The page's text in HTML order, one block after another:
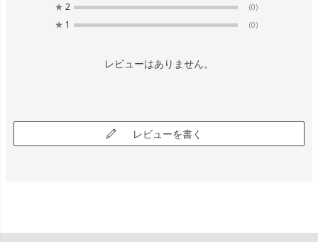
★ 2 (0)
★ 1 (0)
レビューはありません。
レビューを書く